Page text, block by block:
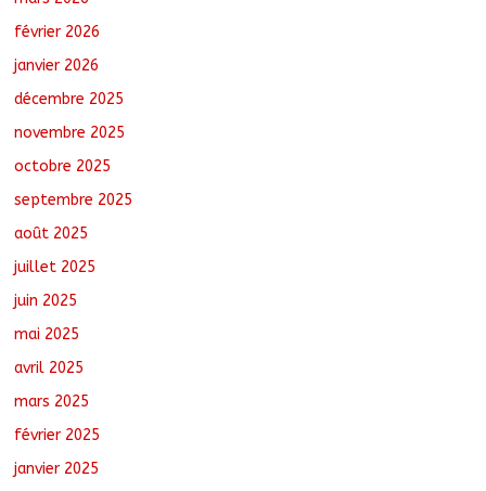
février 2026
janvier 2026
décembre 2025
novembre 2025
octobre 2025
septembre 2025
août 2025
juillet 2025
juin 2025
mai 2025
avril 2025
mars 2025
février 2025
janvier 2025